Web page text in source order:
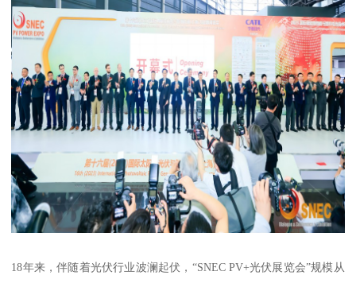
18年来，伴随着光伏行业波澜起伏，“SNEC PV+光伏展览会”规模从